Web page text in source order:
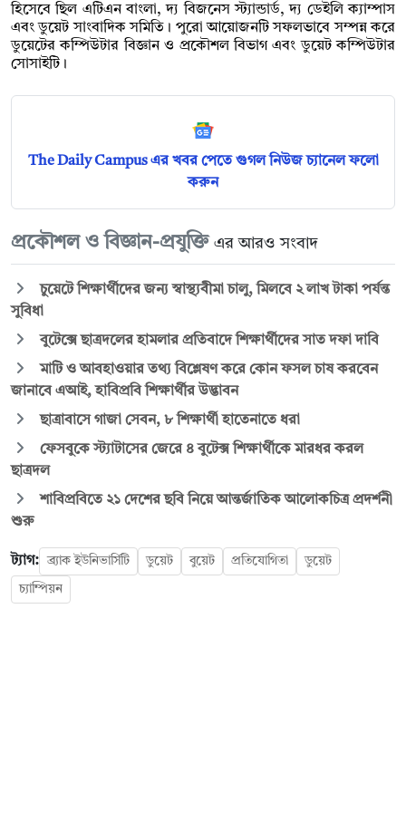
হিসেবে ছিল এটিএন বাংলা, দ্য বিজনেস স্ট্যান্ডার্ড, দ্য ডেইলি ক্যাম্পাস
এবং ডুয়েট সাংবাদিক সমিতি। পুরো আয়োজনটি সফলভাবে সম্পন্ন করে
ডুয়েটের কম্পিউটার বিজ্ঞান ও প্রকৌশল বিভাগ এবং ডুয়েট কম্পিউটার
সোসাইটি।
The Daily Campus এর খবর পেতে গুগল নিউজ চ্যানেল ফলো
করুন
প্রকৌশল ও বিজ্ঞান-প্রযুক্তি এর আরও সংবাদ
চুয়েটে শিক্ষার্থীদের জন্য স্বাস্থ্যবীমা চালু, মিলবে ২ লাখ টাকা পর্যন্ত
সুবিধা
বুটেক্সে ছাত্রদলের হামলার প্রতিবাদে শিক্ষার্থীদের সাত দফা দাবি
মাটি ও আবহাওয়ার তথ্য বিশ্লেষণ করে কোন ফসল চাষ করবেন
জানাবে এআই, হাবিপ্রবি শিক্ষার্থীর উদ্ভাবন
ছাত্রাবাসে গাজা সেবন, ৮ শিক্ষার্থী হাতেনাতে ধরা
ফেসবুকে স্ট্যাটাসের জেরে ৪ বুটেক্স শিক্ষার্থীকে মারধর করল
ছাত্রদল
শাবিপ্রবিতে ২১ দেশের ছবি নিয়ে আন্তর্জাতিক আলোকচিত্র প্রদর্শনী
শুরু
ট্যাগ: ব্র্যাক ইউনিভার্সিটি ডুয়েট বুয়েট প্রতিযোগিতা ডুয়েট
চ্যাম্পিয়ন